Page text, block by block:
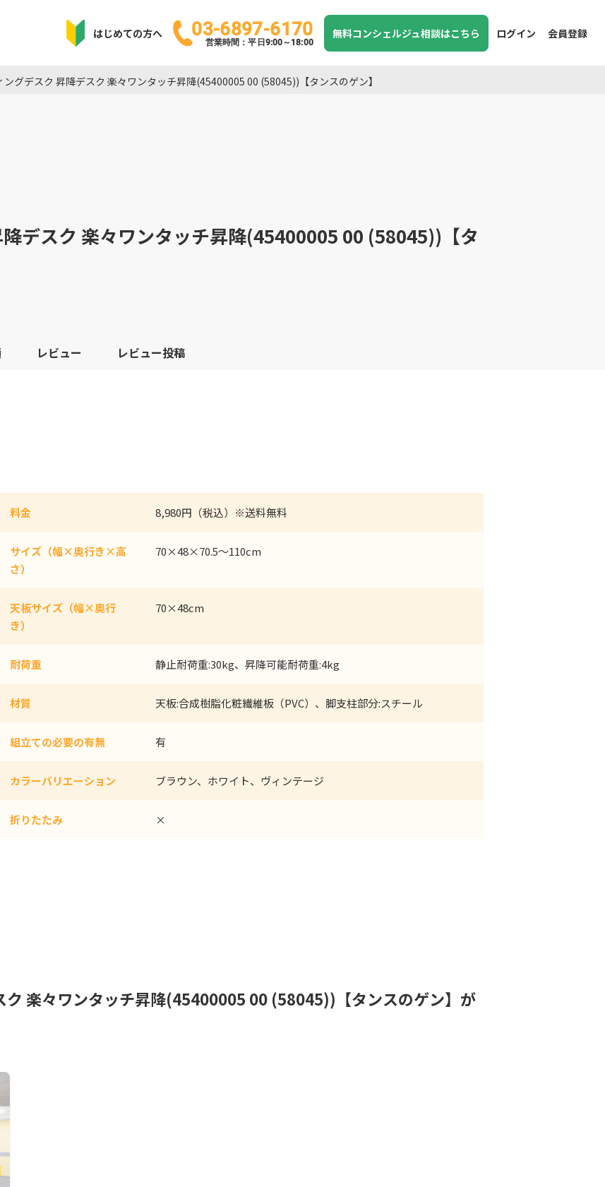
はじめての方へ 03-6897-6170
営業時間：平日9:00～18:00
無料コンシェルジュ相談はこちら ログイン 会員登録
ングデスク 昇降デスク 楽々ワンタッチ昇降(45400005 00 (58045))【タンスのゲン】
デスク 楽々ワンタッチ昇降(45400005 00 (58045))【タ
レビュー レビュー投稿
料金 8,980円（税込）※送料無料
サイズ（幅×奥行き×高
さ）
70×48×70.5～110cm
天板サイズ（幅×奥行
き）
70×48cm
耐荷重 静止耐荷重:30kg、昇降可能耐荷重:4kg
材質 天板:合成樹脂化粧繊維板（PVC）、脚支柱部分:スチール
組立ての必要の有無 有
カラーバリエーション ブラウン、ホワイト、ヴィンテージ
折りたたみ ×
ク 楽々ワンタッチ昇降(45400005 00 (58045))【タンスのゲン】が